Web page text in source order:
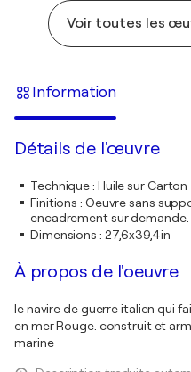
Voir toutes les
Information
Détails de l'œuvre
Technique: Huile sur Carton
Finitions : Oeuvre sans
encadrement sur demande.
Dimensions : 27,6x39,4in
À propos de l'oeuvre
le navire de guerre italien qui
en mer Rouge. construit et
marine